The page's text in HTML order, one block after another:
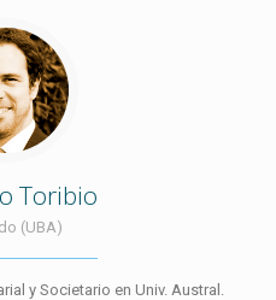
Toribio
(UBA)
y Societario en Univ. Austral.